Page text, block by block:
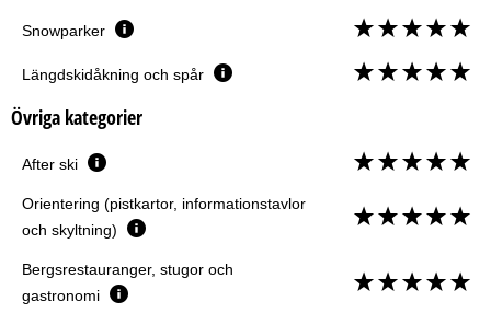
Snowparker
Längdskidåkning och spår
Övriga kategorier
After ski
Orientering (pistkartor, informationstavlor
och skyltning)
Bergsrestauranger, stugor och
gastronomi